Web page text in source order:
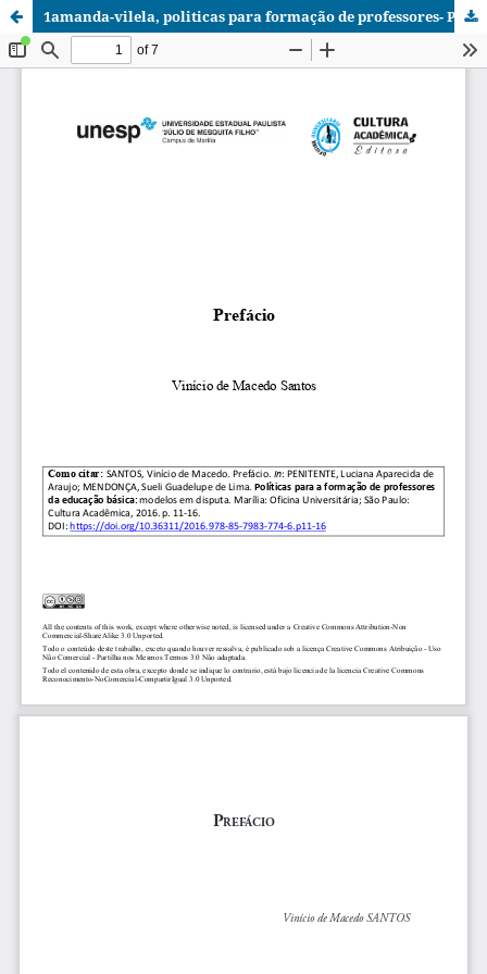
1amanda-vilela, politicas para formação de professores- PREFACIO - Vinício de Macedo SANTOS.pdf